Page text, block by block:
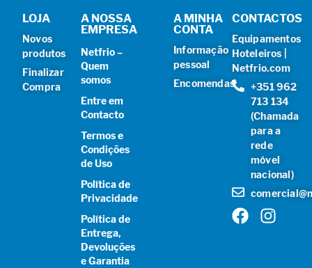
LOJA
Novos
produtos
Finalizar
Compra
A NOSSA
EMPRESA
Netfrio –
Quem
somos
Entre em
Contacto
Termos e
Condições
de Uso
Política de
Privacidade
Política de
Entrega,
Devoluções
e Garantia
A MINHA
CONTA
Informação
pessoal
Encomendas
CONTACTOS
Equipamentos
Hoteleiros |
Netfrio.com
+351 962
713 134
(Chamada
para a
rede
móvel
nacional)